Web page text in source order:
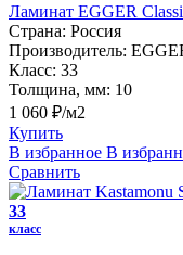
Ламинат EGGER
Страна: Россия
Производитель:
Класс: 33
Толщина, мм: 10
1 060 ₽/м2
Купить
В избранное В
Сравнить
33
класс